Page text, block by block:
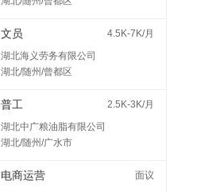
文员
4.5K-7K/月
湖北海义劳务有限公司
湖北/随州/曾都区
普工
2.5K-3K/月
湖北中广粮油脂有限公司
湖北/随州/广水市
电商运营 面议